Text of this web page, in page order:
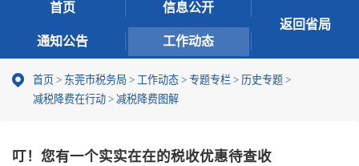
首页 信息公开
通知公告 工作动态
返回省局
首页 > 东莞市税务局 > 工作动态 > 专题专栏 > 历史专题 >
减税降费在行动 > 减税降费图解
叮！您有一个实实在在的税收优惠待查收